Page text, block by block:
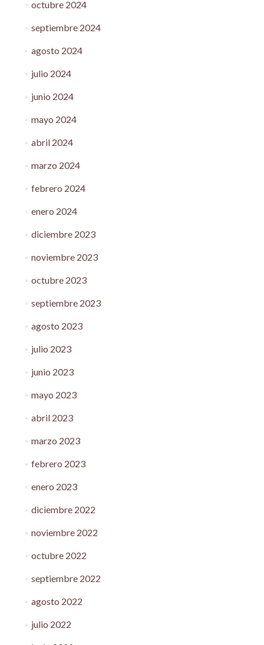
octubre 2024
septiembre 2024
agosto 2024
julio 2024
junio 2024
mayo 2024
abril 2024
marzo 2024
febrero 2024
enero 2024
diciembre 2023
noviembre 2023
octubre 2023
septiembre 2023
agosto 2023
julio 2023
junio 2023
mayo 2023
abril 2023
marzo 2023
febrero 2023
enero 2023
diciembre 2022
noviembre 2022
octubre 2022
septiembre 2022
agosto 2022
julio 2022